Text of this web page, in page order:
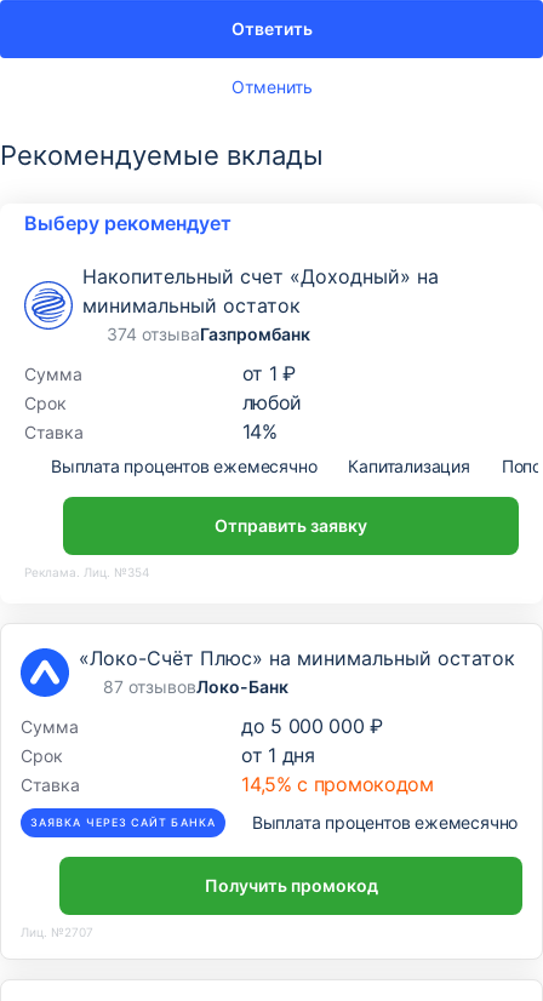
Отменить
Ответить
Рекомендуемые вклады
Выберу рекомендует
Накопительный счет «Доходный» на
минимальный остаток
374 отзываГазпромбанк
Сумма
от 1 ₽
Срок любой
Ставка 14%
Выплата процентов ежемесячно Капитализация
Отправить заявку
Реклама. Лиц. №354
«Локо-Счёт Плюс» на минимальный остаток
87 отзывовЛоко-Банк
Сумма
до 5 000 000 ₽
Срок от 1 дня
Ставка 14,5% с промокодом
ЗАЯВКА ЧЕРЕЗ САЙТ БАНКА Выплата процентов ежемесячно
Получить промокод
Лиц. №2707